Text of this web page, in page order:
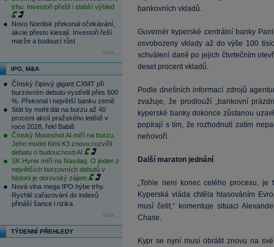
trhu. Investoři přešli i slabší výhled
Novo Nordisk překonal očekávání,
akcie přesto klesají. Investoři řeší
marže a budoucí růst
více...
IPO, M&A
Čínský čipový gigant CXMT při
burzovním debutu vystřelil přes 500
%. Překonal i největší banku země
Stát by mohl dát na burzu až 40
procent akcií pražského letiště v
roce 2028, řekl Babiš
Čínský Moonshot AI míří na burzu.
Jeho model Kimi K3 znovu rozvířil
debatu o budoucnosti AI
SK Hynix míří na Nasdaq. O jeden z
největších burzovních debutů v
historii je obrovský zájem
Nová vlna mega IPO hýbe trhy.
Rychlé zařazování do indexů
přináší šance i rizika
více...
TÝDENNÍ PŘEHLEDY
bankovních vkladů.
Guvernér kyperské centrální banky
osvobozeny vklady až do výše 100
schválení daně po jejich čtvrtečním
deset procent vkladů.
Podle dnešních informací zdrojů
zvažuje, že prodlouží „bankovní
kyperské banky dokonce zůstanou
popírají s tím, že rozhodnutí zatím
nehovoří.
Další maraton jednání
„Tohle není konec celého procesu,
Kyperská vláda chtěla hlasováním
musí čelit,“ komentuje situaci
Chase.
Kypr se nyní musí obrátit znovu na